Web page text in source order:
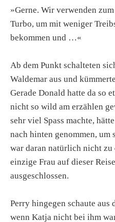
»Gerne. Wir verwenden
Turbo, um mit weniger
bekommen und …«
Ab dem Punkt schalteten
Waldemar aus und
Gerade Donald hatte da so
nicht so wild am erzählen
sehr viel Spass machte,
nach hinten genommen, um
war daran natürlich nicht zu
einzige Frau auf dieser
ausgeschlossen.
Perry hingegen schaute aus
wenn Katja nicht bei ihm